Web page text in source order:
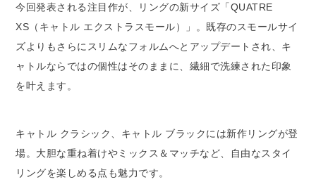
今回発表される注目作が、リングの新サイズ「QUATRE
XS（キャトル エクストラスモール）」。既存のスモールサイ
ズよりもさらにスリムなフォルムへとアップデートされ、キ
ャトルならではの個性はそのままに、繊細で洗練された印象
を叶えます。
キャトル クラシック、キャトル ブラックには新作リングが登
場。大胆な重ね着けやミックス＆マッチなど、自由なスタイ
リングを楽しめる点も魅力です。